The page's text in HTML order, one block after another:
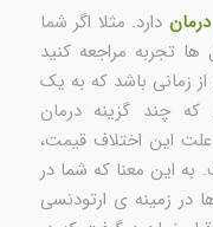
دارد. مثلا اگر شما
تجربه مراجعه کنید
زمانی باشد که به یک
چند گزینه درمان
این اختلاف قیمت،
این معنا که شما در
زمینه ی ارتودنسی